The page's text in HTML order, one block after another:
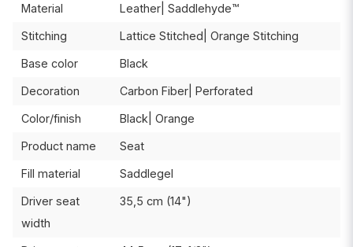
Material Leather| Saddlehyde™
Stitching Lattice Stitched| Orange Stitching
Base color Black
Decoration Carbon Fiber| Perforated
Color/finish Black| Orange
Product name Seat
Fill material Saddlegel
Driver seat
width
35,5 cm (14")